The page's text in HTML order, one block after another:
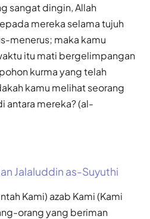
sangat dingin, Allah
mereka selama tujuh
menerus; maka kamu
itu mati bergelimpangan
kurma yang telah
kamu melihat seorang
antara mereka? (al-
Jalaluddin as-Suyuthi
Kami) azab Kami (Kami
orang yang beriman